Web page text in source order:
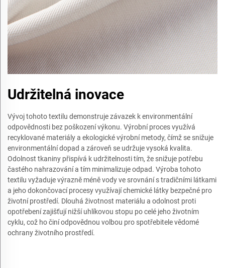
Udržitelná inovace
Vývoj tohoto textilu demonstruje závazek k environmentální
odpovědnosti bez poškození výkonu. Výrobní proces využívá
recyklované materiály a ekologické výrobní metody, čímž se snižuje
environmentální dopad a zároveň se udržuje vysoká kvalita.
Odolnost tkaniny přispívá k udržitelnosti tím, že snižuje potřebu
častého nahrazování a tím minimalizuje odpad. Výroba tohoto
textilu vyžaduje výrazně méně vody ve srovnání s tradičními látkami
a jeho dokončovací procesy využívají chemické látky bezpečné pro
životní prostředí. Dlouhá životnost materiálu a odolnost proti
opotřebení zajišťují nižší uhlíkovou stopu po celé jeho životním
cyklu, což ho činí odpovědnou volbou pro spotřebitele vědomé
ochrany životního prostředí.